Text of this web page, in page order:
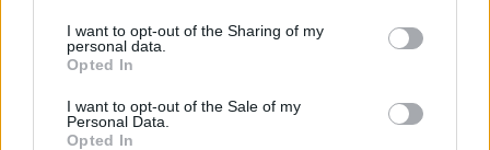
I want to opt-out of the Sharing of my
personal data.
Opted In
I want to opt-out of the Sale of my
Personal Data.
Opted In